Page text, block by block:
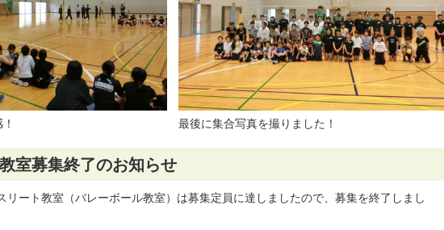
最後に集合写真を撮りました！
室募集終了のお知らせ
リート教室（バレーボール教室）は募集定員に達しましたので、募集を終了しまし